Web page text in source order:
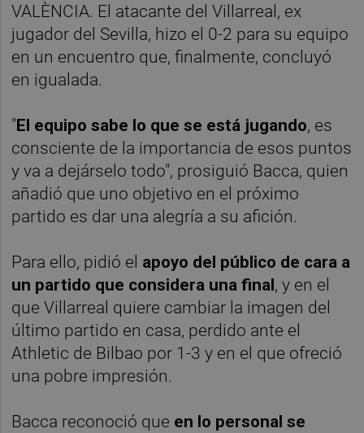
VALÈNCIA. El atacante del Villarreal, ex
jugador del Sevilla, hizo el 0-2 para su equipo
en un encuentro que, finalmente, concluyó
en igualada.
"El equipo sabe lo que se está jugando, es
consciente de la importancia de esos puntos
y va a dejárselo todo", prosiguió Bacca, quien
añadió que uno objetivo en el próximo
partido es dar una alegría a su afición.
Para ello, pidió el apoyo del público de cara a
un partido que considera una final, y en el
que Villarreal quiere cambiar la imagen del
último partido en casa, perdido ante el
Athletic de Bilbao por 1-3 y en el que ofreció
una pobre impresión.
Bacca reconoció que en lo personal se